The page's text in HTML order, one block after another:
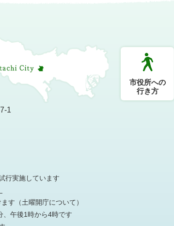
1
行実施しています
す （土曜開庁について）
、午後1時から4時です
市役所への
行き方